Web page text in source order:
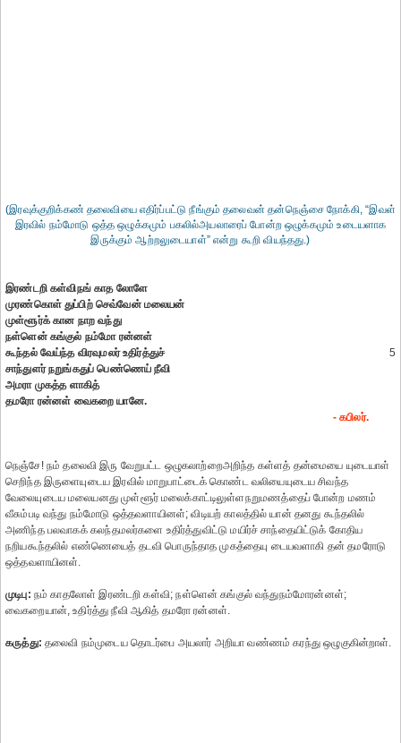
(இரவுக்குறிக்கண் தலைவியை எதிர்ப்பட்டு நீங்கும் தலைவன் தன்நெஞ்சை நோக்கி, “இவள்
இரவில் நம்மோடு ஒத்த ஒழுக்கமும் பகலில்அயலாரைப் போன்ற ஒழுக்கமும் உடையளாக
இருக்கும் ஆற்றலுடையாள்” என்று கூறி வியந்தது.)
இரண்டறி கள்விநங் காத லோளே
முரண்கொள் துப்பிற் செவ்வேன் மலையன்
முள்ளூர்க் கான நாற வந்து
நள்ளென் கங்குல் நம்மோ ரன்னள்
கூந்தல் வேய்ந்த விரவுமலர் உதிர்த்துச்
5
சாந்துளர் நறுங்கதுப் பெண்ணெய் நீவி
அமரா முகத்த ளாகித்
தமரோ ரன்னள் வைகறை யானே.
- கபிலர்.
நெஞ்சே! நம் தலைவி இரு வேறுபட்ட ஒழுகலாற்றைஅறிந்த கள்ளத் தன்மையை யுடையாள்
செறிந்த இருளையுடைய இரவில் மாறுபாட்டைக் கொண்ட வலியையுடைய சிவந்த
வேலையுடைய மலையனது முள்ளூர் மலைக்காட்டிலுள்ளநறுமணத்தைப் போன்ற மணம்
வீசும்படி வந்து நம்மோடு ஒத்தவளாயினள்; விடியற் காலத்தில் யான் தனது கூந்தலில்
அணிந்த பலவாகக் கலந்தமலர்களை உதிர்த்துவிட்டு மயிர்ச் சாந்தையிட்டுக் கோதிய
நறியகூந்தலில் எண்ணெயைத் தடவி பொருந்தாத முகத்தையு டையவளாகி தன் தமரோடு
ஒத்தவளாயினள்.
முடிபு: நம் காதலோள் இரண்டறி கள்வி; நள்ளென் கங்குல் வந்துநம்மோரன்னள்;
வைகறையான், உதிர்த்து நீவி ஆகித் தமரோ ரன்னள்.
கருத்து: தலைவி நம்முடைய தொடர்பை அயலார் அறியா வண்ணம் கரந்து ஒழுகுகின்றாள்.